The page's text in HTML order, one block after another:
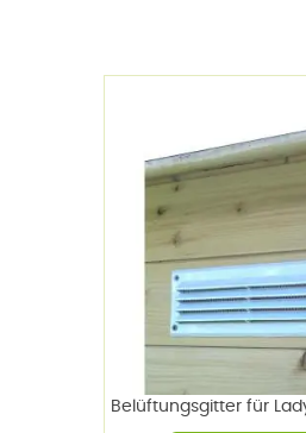
Belüftungsgitter für